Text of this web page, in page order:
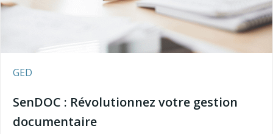
GED
SenDOC : Révolutionnez votre gestion
documentaire